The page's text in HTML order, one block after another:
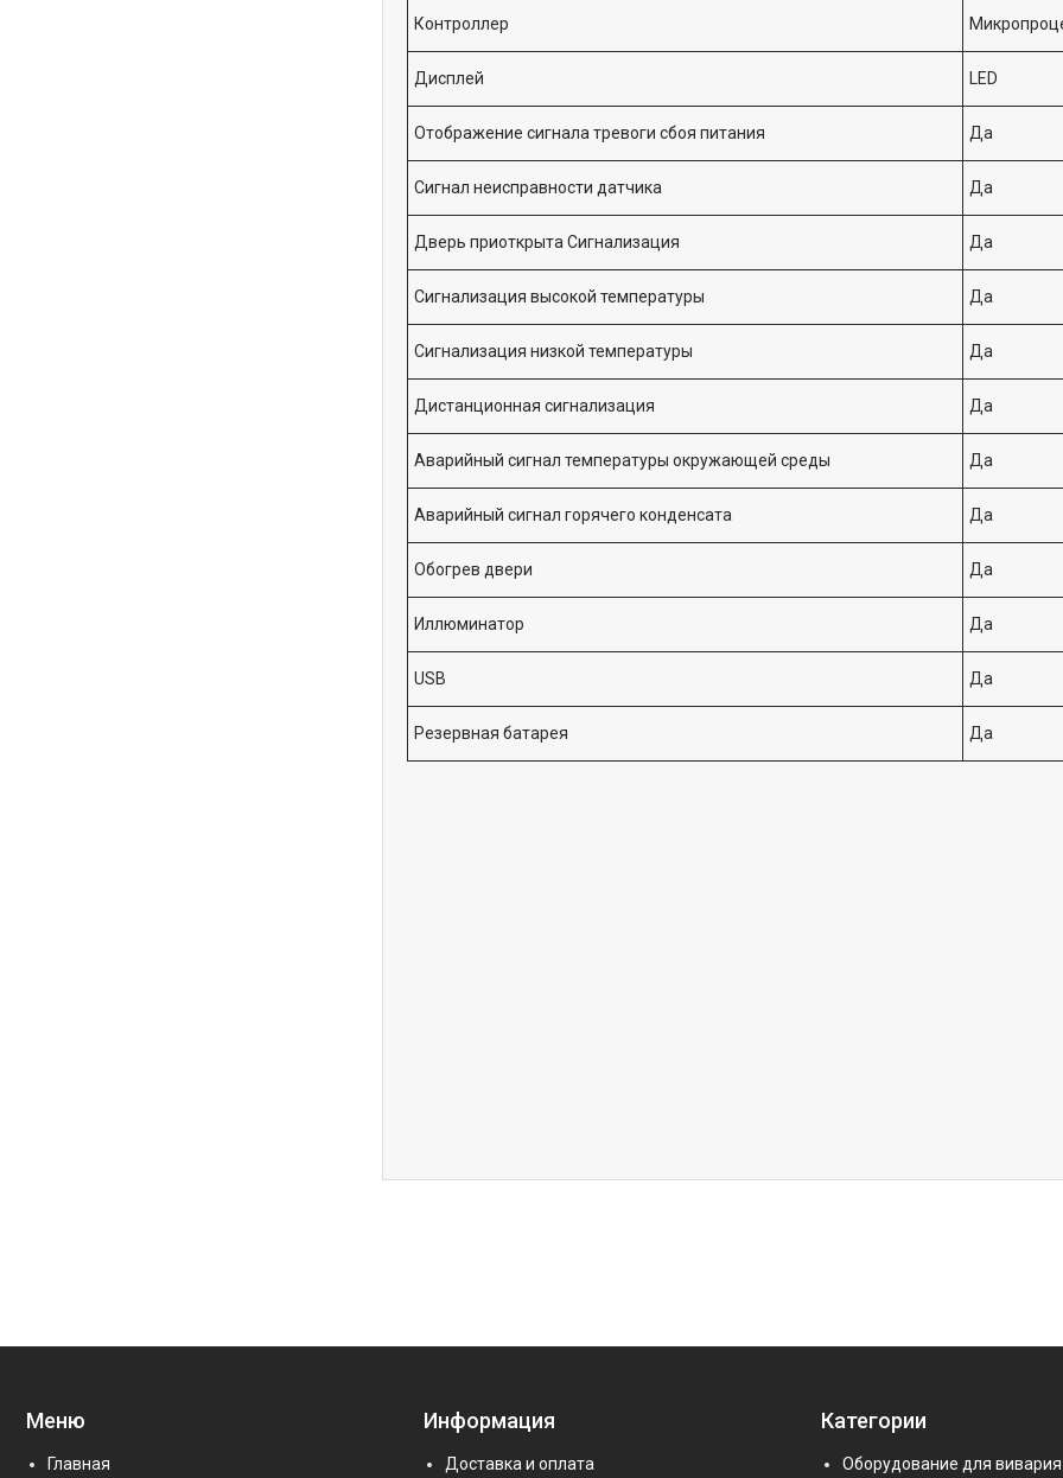
Контроллер
Дисплей LED
Отображение сигнала тревоги сбоя питания Да
Сигнал неисправности датчика Да
Дверь приоткрыта Сигнализация Да
Сигнализация высокой температуры Да
Сигнализация низкой температуры Да
Дистанционная сигнализация Да
Аварийный сигнал температуры окружающей среды Да
Аварийный сигнал горячего конденсата Да
Обогрев двери Да
Иллюминатор Да
USB Да
Резервная батарея Да
Меню
Главная
Информация
Доставка и оплата
Категории
Оборудование для вивария